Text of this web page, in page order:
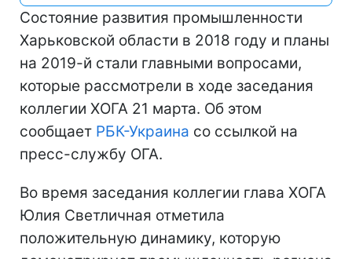
Состояние развития промышленности
Харьковской области в 2018 году и планы
на 2019-й стали главными вопросами,
которые рассмотрели в ходе заседания
коллегии ХОГА 21 марта. Об этом
сообщает РБК-Украина со ссылкой на
пресс-службу ОГА.
Во время заседания коллегии глава ХОГА
Юлия Светличная отметила
положительную динамику, которую